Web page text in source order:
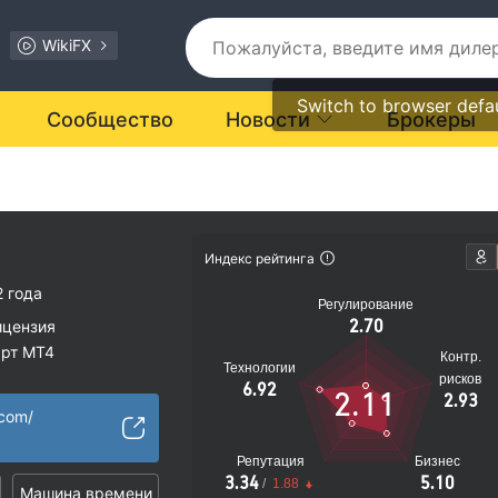
WikiFX
Switch to browser
Сообщество Новости Брокеры
года
MT4
Машина времени
Индекс рейтинга
Регулирование
2.70
Технологии
6.92
Репутация
3.34 / 1.88
Бизнес
5.10
Контр.
рисков
2.93
2.11